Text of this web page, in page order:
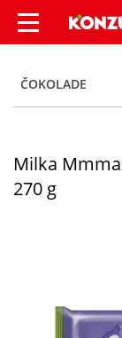
ČOKOLADE
Milka
270 g